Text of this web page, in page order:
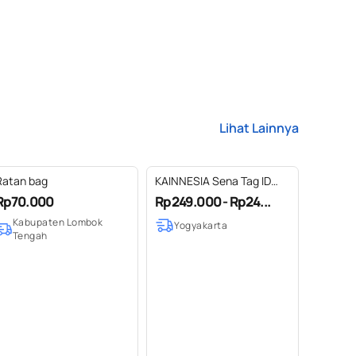
Lihat Lainnya
bag
Kabupaten Lombok
Tengah
KAINNESIA Sena Tag ID
Card Holder Single - Tenun
Kulit Sapi Asli
Rp249.000 - Rp24...
Yogyakarta